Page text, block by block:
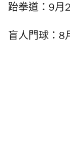
跆拳道：9月
盲人門球：8